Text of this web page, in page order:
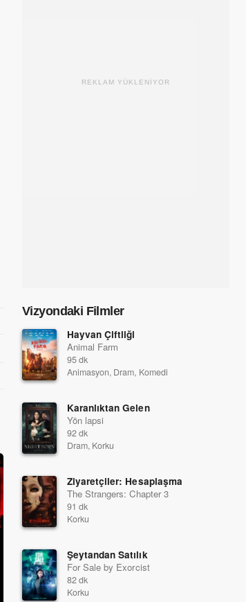
REKLAM YÜKLENİYOR
Vizyondaki Filmler
Hayvan Çiftliği
Animal Farm
95 dk
Animasyon, Dram, Komedi
Karanlıktan Gelen
Yön lapsi
92 dk
Dram, Korku
Ziyaretçiler: Hesaplaşma
The Strangers: Chapter 3
91 dk
Korku
Şeytandan Satılık
For Sale by Exorcist
82 dk
Korku